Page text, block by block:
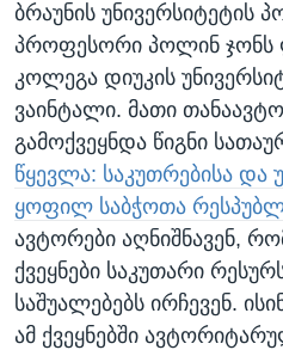
ბრაუნის
პროფესორი პოლინ ჯონს
კოლეგა დიუკის
ვაინტალი. მათი
გამოქვეყნდა წიგნი
წყევლა: საკუთრებისა და
ყოფილ საბჭოთა
ავტორები აღნიშნავენ,
ქვეყნები საკუთარი
საშუალებებს ირჩევენ.
ამ ქვეყნებში